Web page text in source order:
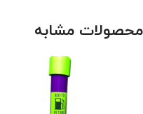
محصولات مشابه